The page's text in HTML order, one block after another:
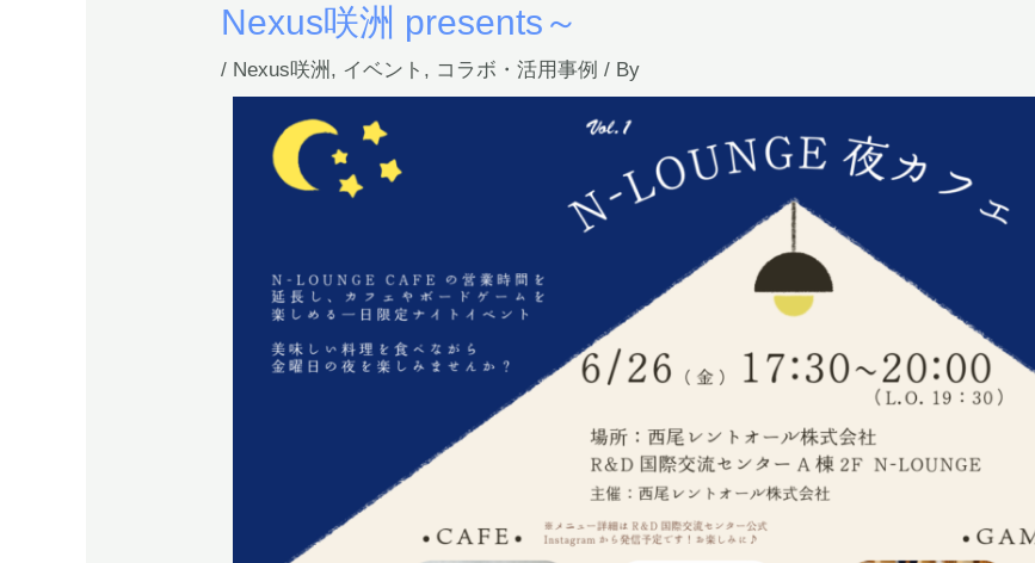
Nexus咲洲 presents～
/ Nexus咲洲 , イベント , コラボ・活用事例 / By